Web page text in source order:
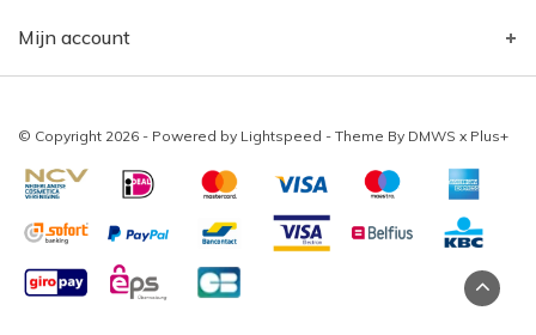
Mijn account
© Copyright 2026 - Powered by Lightspeed - Theme By DMWS x Plus+